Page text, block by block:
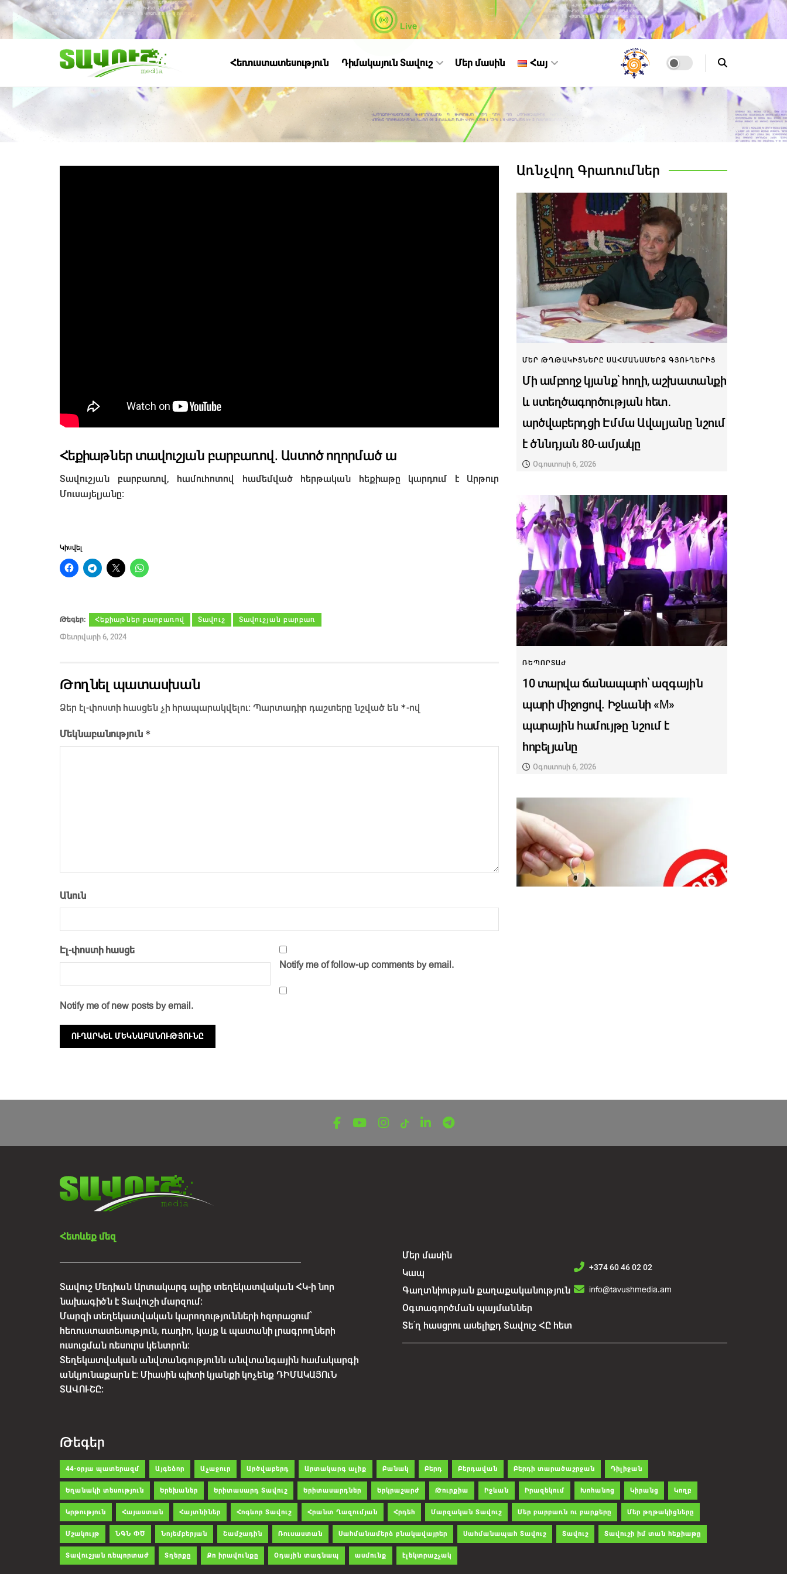
Live
Հեռուստատեսություն Դիմակայուն Տավուշ Մեր մասին Հայ
Հեքիաթներ տավուշյան բարբառով․ Աստոծ ողորմած ա
Տավուշյան բարբառով, համուհոտով համեմված հերթական հեքիաթը կարդում է Արթուր
Մուսայելյանը։
Կիսվել
Թեգեր։ Հեքիաթներ բարբառով Տավուշ Տավուշյան բարբառ
Փետրվարի 6, 2024
Թողնել պատասխան
Ձեր էլ-փոստի հասցեն չի հրապարակվելու։ Պարտադիր դաշտերը նշված են *-ով
Մեկնաբանություն *
Անուն
Էլ-փոստի հասցե
Notify me of follow-up comments by email.
Notify me of new posts by email.
Առնչվող Գրառումներ
ՄԵՐ ԹՂԹԱԿԻՑՆԵՐԸ ՍԱՀՄԱՆԱՄԵՐՁ ԳՅՈՒՂԵՐԻՑ
Մի ամբողջ կյանք՝ հողի, աշխատանքի
և ստեղծագործության հետ․
արծվաբերդցի Էմմա Ավալյանը նշում
է ծննդյան 80-ամյակը
Օգոստոսի 6, 2026
ՌԵՊՈՐՏԱԺ
10 տարվա ճանապարհ՝ ազգային
պարի միջոցով. Իջևանի «M»
պարային համույթը նշում է
հոբելյանը
Օգոստոսի 6, 2026
Հետևեք մեզ
Տավուշ Մեդիան Արտակարգ ալիք տեղեկատվական ՀԿ-ի նոր
նախագիծն է Տավուշի մարզում:
Մարզի տեղեկատվական կարողությունների հզորացում՝
հեռուստատեսություն, ռադիո, կայք և պատանի լրագրողների
ուսուցման ռեսուրս կենտրոն:
Տեղեկատվական անվտանգությունն անվտանգային համակարգի
անկյունաքարն է: Միասին պիտի կյանքի կոչենք ԴԻՄԱԿԱՅՈւՆ
ՏԱՎՈՒՇԸ:
Մեր մասին
Կապ
Գաղտնիության քաղաքականություն
Օգտագործման պայմաններ
Տե՛ղ հասցրու ասելիքդ Տավուշ ՀԸ հետ
+374 60 46 02 02
info@tavushmedia.am
Թեգեր
44-օրյա պատերազմ Այգեձոր Աչաջուր Արծվաբերդ Արտակարգ ալիք Բանակ Բերդ Բերդավան Բերդի տարածաշրջան Դիլիջան
Եղանակի տեսություն Երեխաներ Երիտասարդ Տավուշ Երիտասարդներ Երկրաշարժ Թուրքիա Իջևան Իրազեկում Խոհանոց Կիրանց Կողբ
Կրթություն Հայաստան Հայտնիներ Հոգևոր Տավուշ Հրանտ Ղազումյան Հրդեհ Մարզական Տավուշ Մեր բարբառն ու բարքերը Մեր թղթակիցները
Մշակույթ ՆԳՆ ՓԾ Նոյեմբերյան Շամշադին Ռուսաստան Սահմանամերձ բնակավայրեր Սահմանապահ Տավուշ Տավուշ Տավուշի իմ տան հեքիաթը
Տավուշյան ռեպորտաժ Տղերքը Քո իրավունքը Օդային տագնապ ասմունք էլեկտրաշչակ